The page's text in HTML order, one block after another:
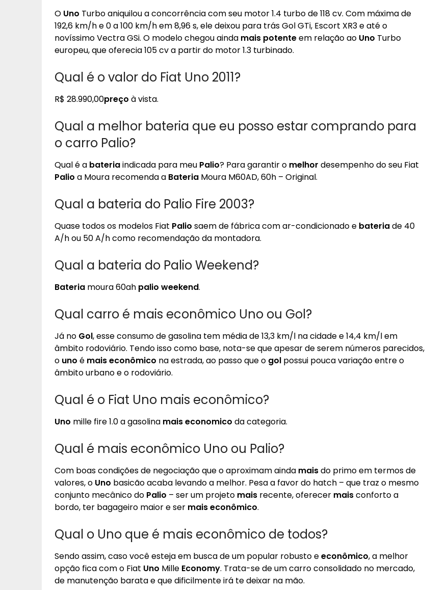
O Uno Turbo aniquilou a concorrência com seu motor 1.4 turbo de 118 cv. Com máxima de
192,6 km/h e 0 a 100 km/h em 8,96 s, ele deixou para trás Gol GTi, Escort XR3 e até o
novíssimo Vectra GSi. O modelo chegou ainda mais potenteem relação ao Uno Turbo
europeu, que oferecia 105 cv a partir do motor 1.3 turbinado.
Qual é o valor do Fiat Uno 2011?
R$ 28.990,00preço à vista.
Qual a melhor bateria que eu posso estar comprando para
o carro Palio?
Qual é a bateriaindicada para meu Palio? Para garantir o melhor desempenho do seu Fiat
Palio a Moura recomenda a Bateria Moura M60AD, 60h – Original.
Qual a bateria do Palio Fire 2003?
Quase todos os modelos Fiat Palio saem de fábrica com ar-condicionado e bateriade 40
A/h ou 50 A/h como recomendação da montadora.
Qual a bateria do Palio Weekend?
Bateria moura 60ah palio weekend.
Qual carro é mais econômico Uno ou Gol?
Já no Gol, esse consumo de gasolina tem média de 13,3 km/l na cidade e 14,4 km/l em
âmbito rodoviário. Tendo isso como base, nota-se que apesar de serem números parecidos,
o uno é mais econômico na estrada, ao passo que o gol possui pouca variação entre o
âmbito urbano e o rodoviário.
Qual é o Fiat Uno mais econômico?
Uno mille fire 1.0 a gasolina mais economico da categoria.
Qual é mais econômico Uno ou Palio?
Com boas condições de negociação que o aproximam ainda maisdo primo em termos de
valores, o Uno basicão acaba levando a melhor. Pesa a favor do hatch – que traz o mesmo
conjunto mecânico do Palio – ser um projeto mais recente, oferecer maisconforto a
bordo, ter bagageiro maior e ser mais econômico.
Qual o Uno que é mais econômico de todos?
Sendo assim, caso você esteja em busca de um popular robusto eeconômico, a melhor
opção fica com o Fiat Uno Mille Economy. Trata-se de um carro consolidado no mercado,
de manutenção barata e que dificilmente irá te deixar na mão.